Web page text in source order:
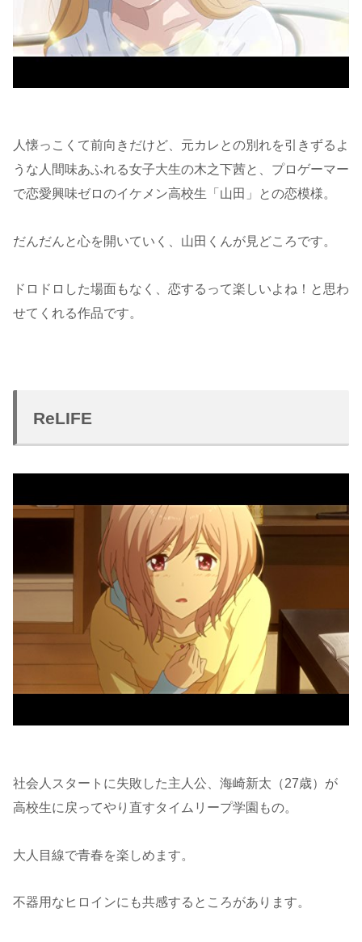
人懐っこくて前向きだけど、元カレとの別れを引きずるよ
うな人間味あふれる女子大生の木之下茜と、プロゲーマー
で恋愛興味ゼロのイケメン高校生「山田」との恋模様。
だんだんと心を開いていく、山田くんが見どころです。
ドロドロした場面もなく、恋するって楽しいよね！と思わ
せてくれる作品です。
ReLIFE
社会人スタートに失敗した主人公、海崎新太（27歳）が
高校生に戻ってやり直すタイムリープ学園もの。
大人目線で青春を楽しめます。
不器用なヒロインにも共感するところがあります。